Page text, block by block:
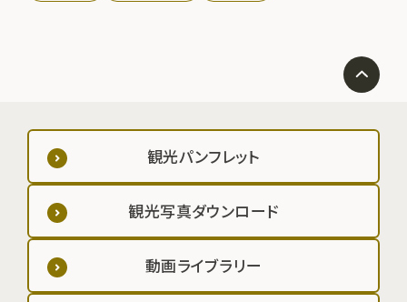
観光パンフレット
観光写真ダウンロード
動画ライブラリー